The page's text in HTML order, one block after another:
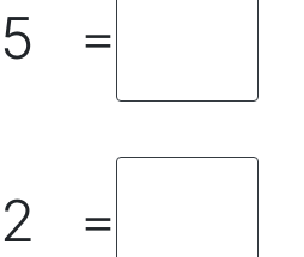
5 ＝
2 ＝